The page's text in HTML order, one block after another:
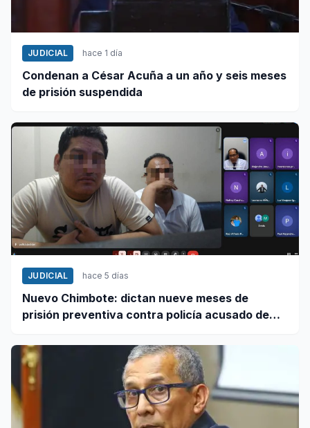
JUDICIAL hace 1 día
Condenan a César Acuña a un año y seis meses
de prisión suspendida
JUDICIAL hace 5 días
Nuevo Chimbote: dictan nueve meses de
prisión preventiva contra policía acusado de